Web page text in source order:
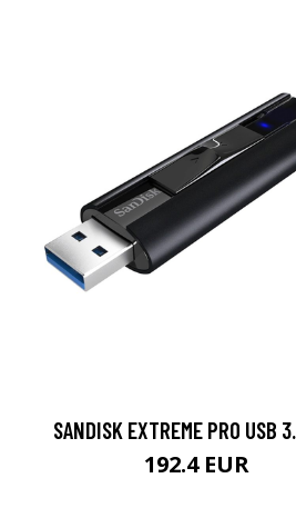
SANDISK EXTREME PRO USB
192.4 EUR